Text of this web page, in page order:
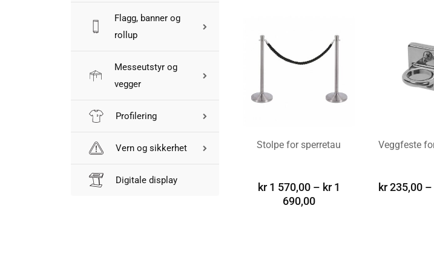
Flagg, banner og
rollup
Messeutstyr og
vegger
Profilering
Vern og sikkerhet
Digitale display
Stolpe for sperretau
kr1 570,00 – kr1
690,00
Veggfeste
kr235,00 –